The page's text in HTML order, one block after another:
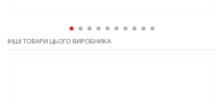
ІНШІ ТОВАРИ ЦЬОГО ВИРОБНИКА